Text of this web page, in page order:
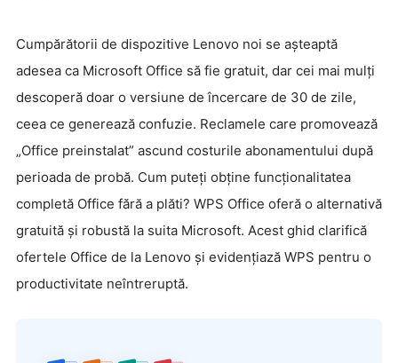
Cumpărătorii de dispozitive Lenovo noi se așteaptă
adesea ca Microsoft Office să fie gratuit, dar cei mai mulți
descoperă doar o versiune de încercare de 30 de zile,
ceea ce generează confuzie. Reclamele care promovează
„Office preinstalat” ascund costurile abonamentului după
perioada de probă. Cum puteți obține funcționalitatea
completă Office fără a plăti? WPS Office oferă o alternativă
gratuită și robustă la suita Microsoft. Acest ghid clarifică
ofertele Office de la Lenovo și evidențiază WPS pentru o
productivitate neîntreruptă.